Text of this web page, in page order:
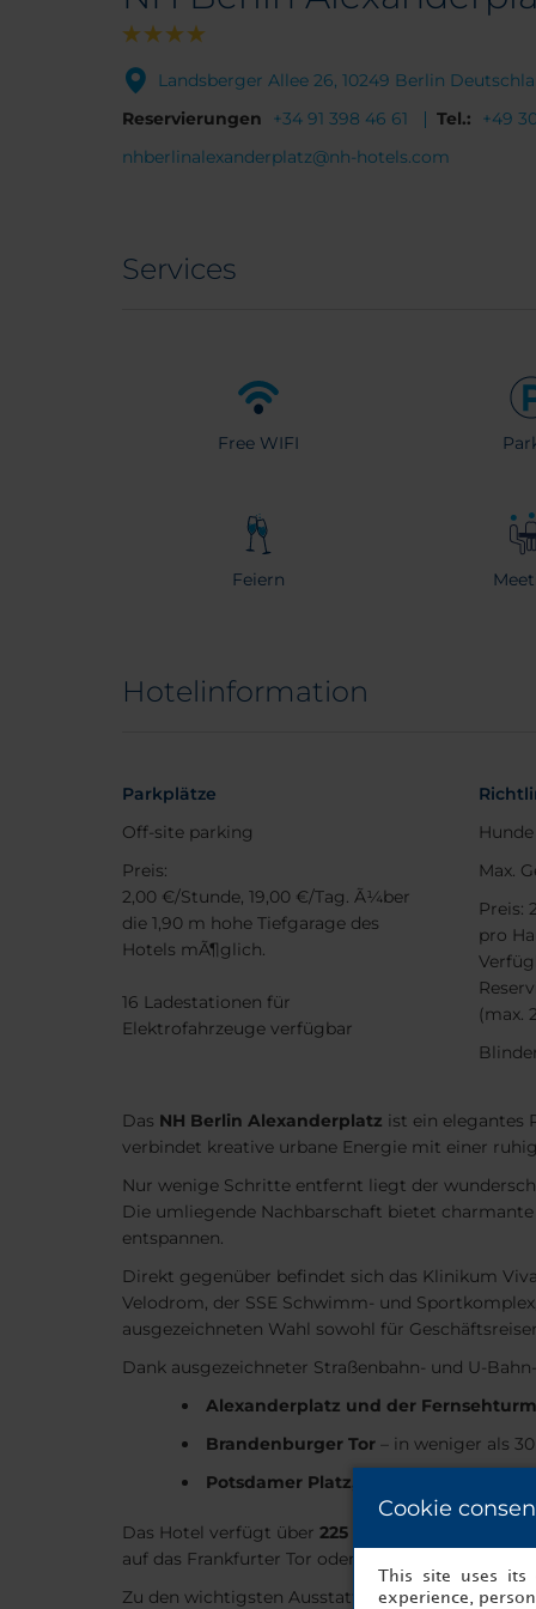
Landsberger Allee 26, 10249 Berlin
Reservierungen
+34 91 398 46 61 Tel.:
+49
nhberlinalexanderplatz@nh-hotels.com
Services
Free WIFI
Feiern
Hotelinformation
Parkplätze
Off-site parking
Preis:
2,00 €/Stunde, 19,00 €/Tag. Ã¼ber
die 1,90 m hohe Tiefgarage des
Hotels mÃ¶glich.
16 Ladestationen für
Elektrofahrzeuge verfügbar
Max.
Preis:
pro
(max.
Das NH Berlin Alexanderplatz ist ein elegantes
verbindet kreative urbane Energie mit einer
Nur wenige Schritte entfernt liegt der
Die umliegende Nachbarschaft bietet
entspannen.
Direkt gegenüber befindet sich das Klinikum
Velodrom, der SSE Schwimm- und
ausgezeichneten Wahl sowohl für
Dank ausgezeichneter Straßenbahn- und U-
Alexanderplatz und der Fernsehturm
Brandenburger Tor – in weniger als
Potsdamer Platz, Museumsinsel und
Das Hotel verfügt über 225 Zimmer
, die hell,
auf das Frankfurter Tor oder Berlins ikonischen
Zu den wichtigsten Ausstattungsmerkmalen
Cookie
This site uses its
experience,